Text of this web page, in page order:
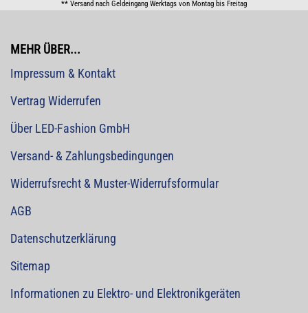
** Versand nach Geldeingang Werktags von Montag bis Freitag
MEHR ÜBER...
Impressum & Kontakt
Vertrag Widerrufen
Über LED-Fashion GmbH
Versand- & Zahlungsbedingungen
Widerrufsrecht & Muster-Widerrufsformular
AGB
Datenschutzerklärung
Sitemap
Informationen zu Elektro- und Elektronikgeräten